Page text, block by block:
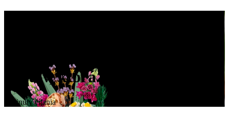
kvetov, ktorá nikdy nezvädne
2 minúty čítania